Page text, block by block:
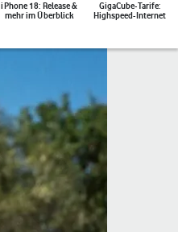
iPhone 18: Release &
mehr im Überblick
GigaCube-Tarife:
Highspeed-Internet